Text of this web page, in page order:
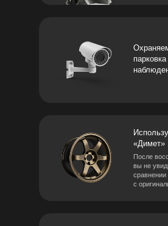
«Димет»
После
вы не
сравнении
с